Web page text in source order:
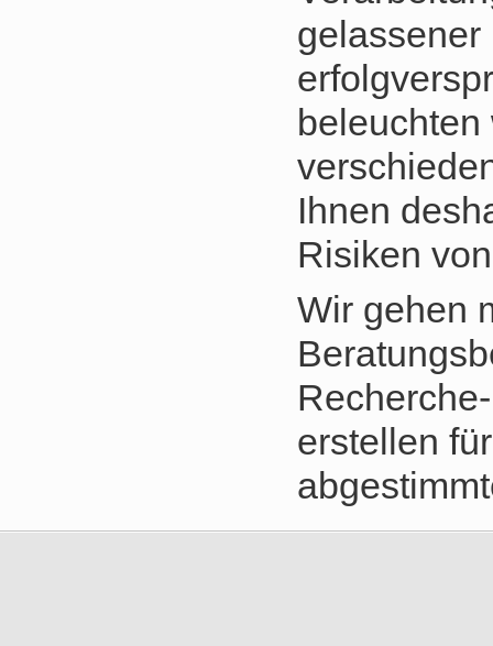
gelassener
Ihnen
Risiken
Wir gehen
erstellen